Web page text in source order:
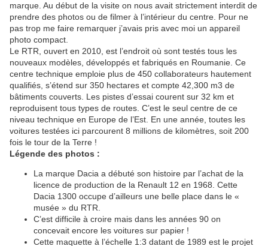
marque. Au début de la visite on nous avait strictement interdit de
prendre des photos ou de filmer à l’intérieur du centre. Pour ne
pas trop me faire remarquer j’avais pris avec moi un appareil
photo compact.
Le RTR, ouvert en 2010, est l’endroit où sont testés tous les
nouveaux modèles, développés et fabriqués en Roumanie. Ce
centre technique emploie plus de 450 collaborateurs hautement
qualifiés, s’étend sur 350 hectares et compte 42,300 m3 de
bâtiments couverts. Les pistes d’essai courent sur 32 km et
reproduisent tous types de routes. C’est le seul centre de ce
niveau technique en Europe de l’Est. En une année, toutes les
voitures testées ici parcourent 8 millions de kilomètres, soit 200
fois le tour de la Terre !
Légende des photos :
La marque Dacia a débuté son histoire par l’achat de la
licence de production de la Renault 12 en 1968. Cette
Dacia 1300 occupe d’ailleurs une belle place dans le «
musée » du RTR.
C’est difficile à croire mais dans les années 90 on
concevait encore les voitures sur papier !
Cette maquette à l’échelle 1:3 datant de 1989 est le projet